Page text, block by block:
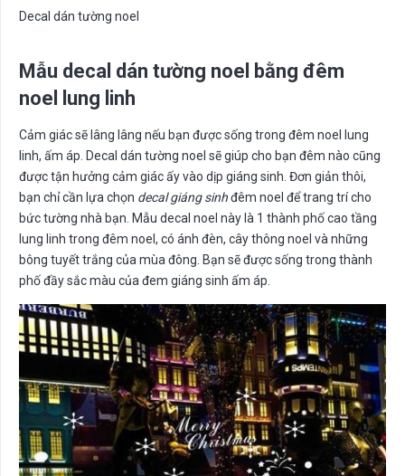
Decal dán tường noel
Mẫu decal dán tường noel bằng đêm
noel lung linh
Cảm giác sẽ lâng lâng nếu bạn được sống trong đêm noel lung
linh, ấm áp. Decal dán tường noel sẽ giúp cho bạn đêm nào cũng
được tận hưởng cảm giác ấy vào dịp giáng sinh. Đơn giản thôi,
bạn chỉ cần lựa chọn decal giáng sinhđêm noel để trang trí cho
bức tường nhà bạn. Mẫu decal noel này là 1 thành phố cao tầng
lung linh trong đêm noel, có ánh đèn, cây thông noel và những
bông tuyết trắng của mùa đông. Bạn sẽ được sống trong thành
phố đầy sắc màu của đem giáng sinh ấm áp.